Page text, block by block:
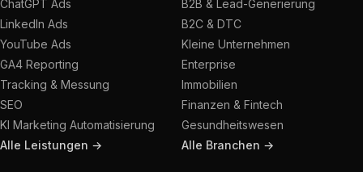
ChatGPT Ads
LinkedIn Ads
YouTube Ads
GA4 Reporting
Tracking & Messung
SEO
KI Marketing Automatisierung
Alle Leistungen →
B2B & Lead-Generierung
B2C & DTC
Kleine Unternehmen
Enterprise
Immobilien
Finanzen & Fintech
Gesundheitswesen
Alle Branchen →